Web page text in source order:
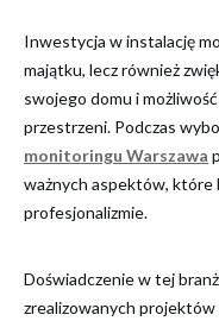
Inwestycja w instalację
majątku, lecz również
swojego domu i
przestrzeni. Podczas
monitoringu Warszawa
ważnych aspektów, które
profesjonalizmie.
Doświadczenie w tej
zrealizowanych